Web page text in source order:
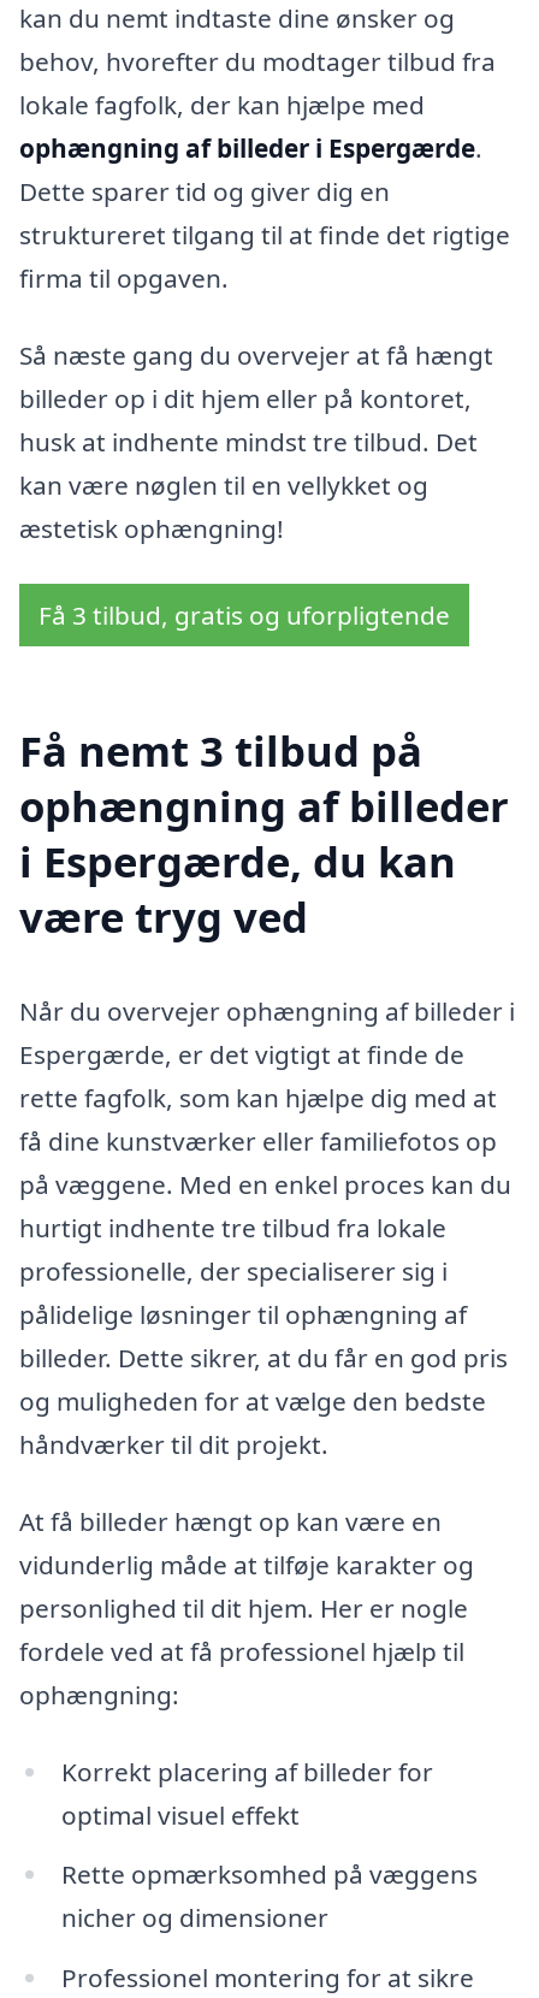
kan du nemt indtaste dine ønsker og
behov, hvorefter du modtager tilbud fra
lokale fagfolk, der kan hjælpe med
ophængning af billeder i Espergærde.
Dette sparer tid og giver dig en
struktureret tilgang til at finde det rigtige
firma til opgaven.
Så næste gang du overvejer at få hængt
billeder op i dit hjem eller på kontoret,
husk at indhente mindst tre tilbud. Det
kan være nøglen til en vellykket og
æstetisk ophængning!
Få 3 tilbud, gratis og uforpligtende
Få nemt 3 tilbud på
ophængning af billeder
i Espergærde, du kan
være tryg ved
Når du overvejer ophængning af billeder i
Espergærde, er det vigtigt at finde de
rette fagfolk, som kan hjælpe dig med at
få dine kunstværker eller familiefotos op
på væggene. Med en enkel proces kan du
hurtigt indhente tre tilbud fra lokale
professionelle, der specialiserer sig i
pålidelige løsninger til ophængning af
billeder. Dette sikrer, at du får en god pris
og muligheden for at vælge den bedste
håndværker til dit projekt.
At få billeder hængt op kan være en
vidunderlig måde at tilføje karakter og
personlighed til dit hjem. Her er nogle
fordele ved at få professionel hjælp til
ophængning:
Korrekt placering af billeder for
optimal visuel effekt
Rette opmærksomhed på væggens
nicher og dimensioner
Professionel montering for at sikre